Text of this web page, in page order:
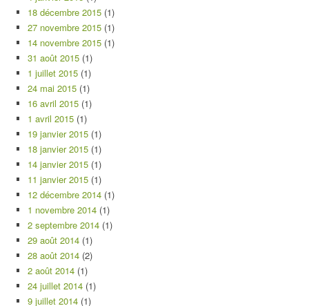
18 décembre 2015 (1)
27 novembre 2015 (1)
14 novembre 2015 (1)
31 août 2015 (1)
1 juillet 2015 (1)
24 mai 2015 (1)
16 avril 2015 (1)
1 avril 2015 (1)
19 janvier 2015 (1)
18 janvier 2015 (1)
14 janvier 2015 (1)
11 janvier 2015 (1)
12 décembre 2014 (1)
1 novembre 2014 (1)
2 septembre 2014 (1)
29 août 2014 (1)
28 août 2014 (2)
2 août 2014 (1)
24 juillet 2014 (1)
9 juillet 2014 (1)